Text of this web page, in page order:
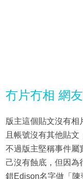
冇片冇相 網
版主這個貼文沒有相
且帳號沒有其他貼文
不過版主堅稱事件屬
己沒有蝕底，但因為
錯Edison名字做「